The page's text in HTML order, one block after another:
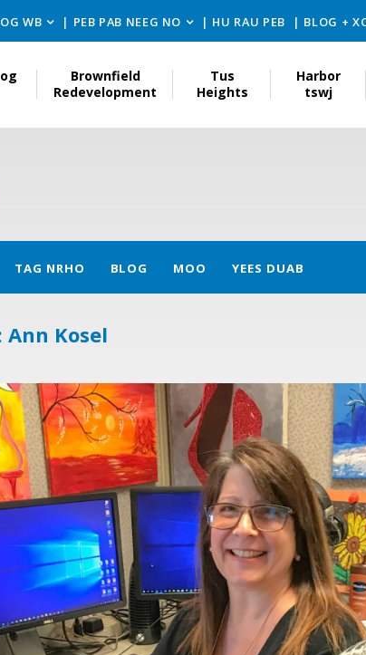
WB PEB PAB NEEG NO HU RAU PEB BLOG +
Brownfield
Redevelopment
Tus
Heights
Harbor
tswj
TAG NRHO BLOG MOO YEES DUAB
Kosel